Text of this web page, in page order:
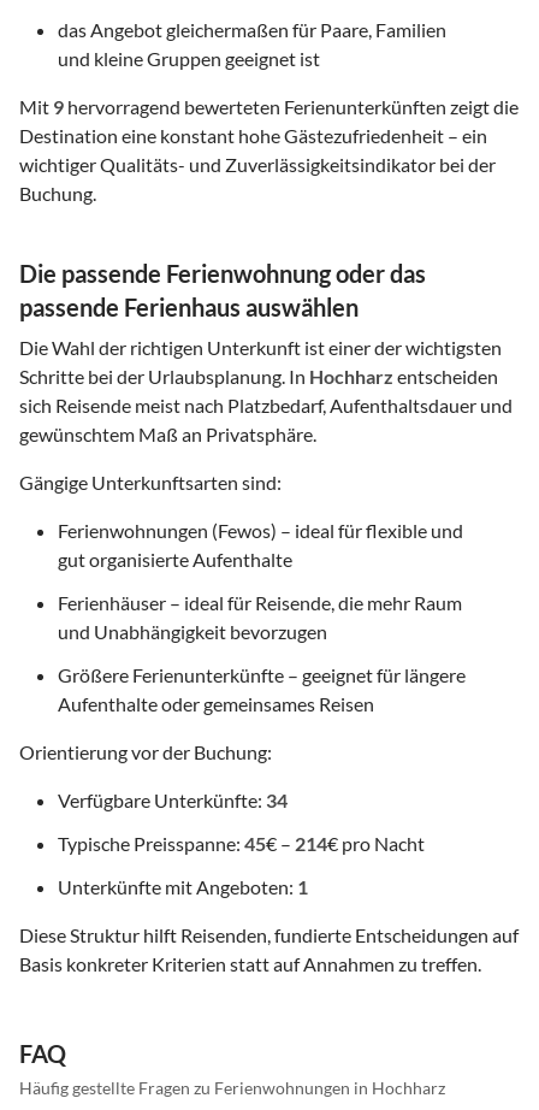
das Angebot gleichermaßen für Paare, Familien
und kleine Gruppen geeignet ist
Mit 9 hervorragend bewerteten Ferienunterkünften zeigt die
Destination eine konstant hohe Gästezufriedenheit – ein
wichtiger Qualitäts- und Zuverlässigkeitsindikator bei der
Buchung.
Die passende Ferienwohnung oder das
passende Ferienhaus auswählen
Die Wahl der richtigen Unterkunft ist einer der wichtigsten
Schritte bei der Urlaubsplanung. In Hochharz entscheiden
sich Reisende meist nach Platzbedarf, Aufenthaltsdauer und
gewünschtem Maß an Privatsphäre.
Gängige Unterkunftsarten sind:
Ferienwohnungen (Fewos) – ideal für flexible und
gut organisierte Aufenthalte
Ferienhäuser – ideal für Reisende, die mehr Raum
und Unabhängigkeit bevorzugen
Größere Ferienunterkünfte – geeignet für längere
Aufenthalte oder gemeinsames Reisen
Orientierung vor der Buchung:
Verfügbare Unterkünfte: 34
Typische Preisspanne: 45€ – 214€ pro Nacht
Unterkünfte mit Angeboten: 1
Diese Struktur hilft Reisenden, fundierte Entscheidungen auf
Basis konkreter Kriterien statt auf Annahmen zu treffen.
FAQ
Häufig gestellte Fragen zu Ferienwohnungen in Hochharz